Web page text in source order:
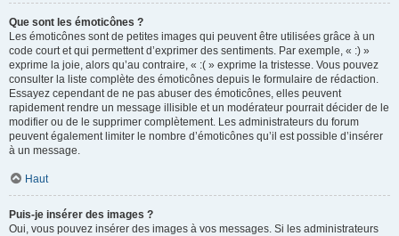
Que sont les émoticônes ?
Les émoticônes sont de petites images qui peuvent être utilisées grâce à un
code court et qui permettent d’exprimer des sentiments. Par exemple, « :) »
exprime la joie, alors qu’au contraire, « :( » exprime la tristesse. Vous pouvez
consulter la liste complète des émoticônes depuis le formulaire de rédaction.
Essayez cependant de ne pas abuser des émoticônes, elles peuvent
rapidement rendre un message illisible et un modérateur pourrait décider de le
modifier ou de le supprimer complètement. Les administrateurs du forum
peuvent également limiter le nombre d’émoticônes qu’il est possible d’insérer
à un message.
Haut
Puis-je insérer des images ?
Oui, vous pouvez insérer des images à vos messages. Si les administrateurs